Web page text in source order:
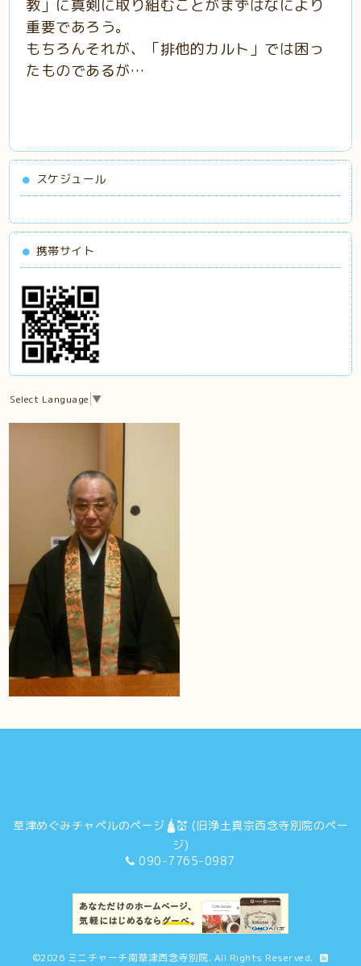
教」に真剣に取り組むことがまずはなにより
重要であろう。
もちろんそれが、「排他的カルト」では困っ
たものであるが…
スケジュール
携帯サイト
Select Language ▼
草津めぐみチャペルのページ🛕💒 (旧浄土真宗西念寺別院のペー
ジ)
090-7765-0987
©2026 ミニチャーチ南草津西念寺別院. All Rights Reserved.